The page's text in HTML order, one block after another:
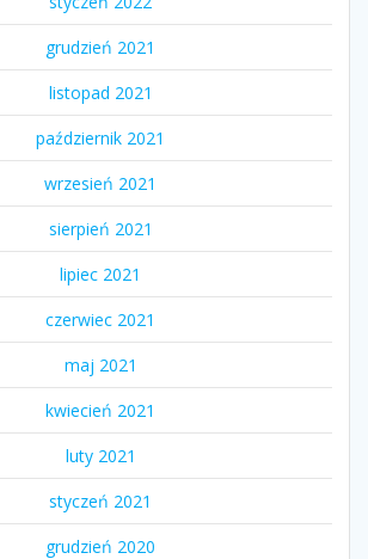
grudzień 2021
listopad 2021
październik 2021
wrzesień 2021
sierpień 2021
lipiec 2021
czerwiec 2021
maj 2021
kwiecień 2021
luty 2021
styczeń 2021
grudzień 2020